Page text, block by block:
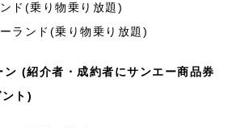
ド(乗り物乗り放題)
ランド(乗り物乗り放題)
ン (紹介者・成約者にサンエー商品券
ト)